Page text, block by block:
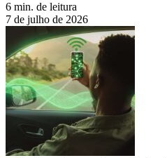
6 min. de leitura
7 de julho de 2026